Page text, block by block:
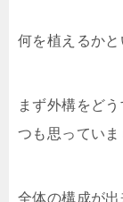
何を植えるかと
まず外構をど
つも思っていま
全体の構成が